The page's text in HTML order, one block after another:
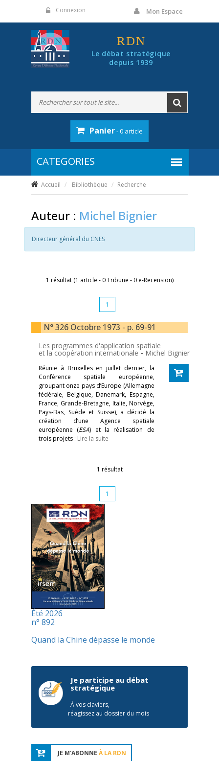
Connexion Mon Espace
RDN
Le débat stratégique
depuis 1939
Panier- 0 article
Accueil Bibliothèque Recherche
Auteur : Michel Bignier
Directeur général du CNES
1 résultat (1 article - 0 Tribune - 0 e-Recension)
1
N° 326 Octobre 1973 - p. 69-91
Les programmes d'application spatiale
et la coopération internationale- Michel Bignier
Réunie à Bruxelles en juillet dernier, la
Conférence spatiale européenne,
groupant onze pays d’Europe (Allemagne
fédérale, Belgique, Danemark, Espagne,
France, Grande-Bretagne, Italie, Norvège,
Pays-Bas, Suède et Suisse), a décidé la
création d’une Agence spatiale
européenne (ESA) et la réalisation de
trois projets : Lire la suite
1 résultat
1
Été 2026
n° 892
Quand la Chine dépasse le monde
Je participe au débat
stratégique
À vos claviers,
réagissez au dossier du mois
JE M'ABONNE À LA RDN